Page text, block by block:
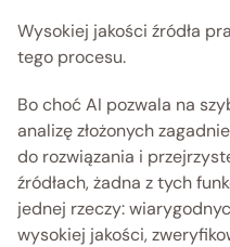
Wysokiej jakości źródła
tego procesu.
Bo choć AI pozwala na
analizę złożonych
do rozwiązania i
źródłach, żadna z tych
jednej rzeczy:
wysokiej jakości,